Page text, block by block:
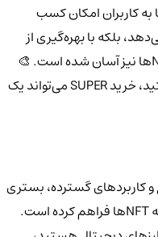
به کاربران امکان کسب
بلکه با بهره‌گیری از
پلتفرم چندکاره آن، ایجاد و مدیریت NFTها نیز آسان شده است. 🎨
اگر به دنبال ورود به دنیای NFTها هستید، خرید SUPER می‌تواند یک
و کاربردهای گسترده، بستری
امن و کارآمد را برای کاربران علاقه‌مند به NFTها فراهم کرده است.